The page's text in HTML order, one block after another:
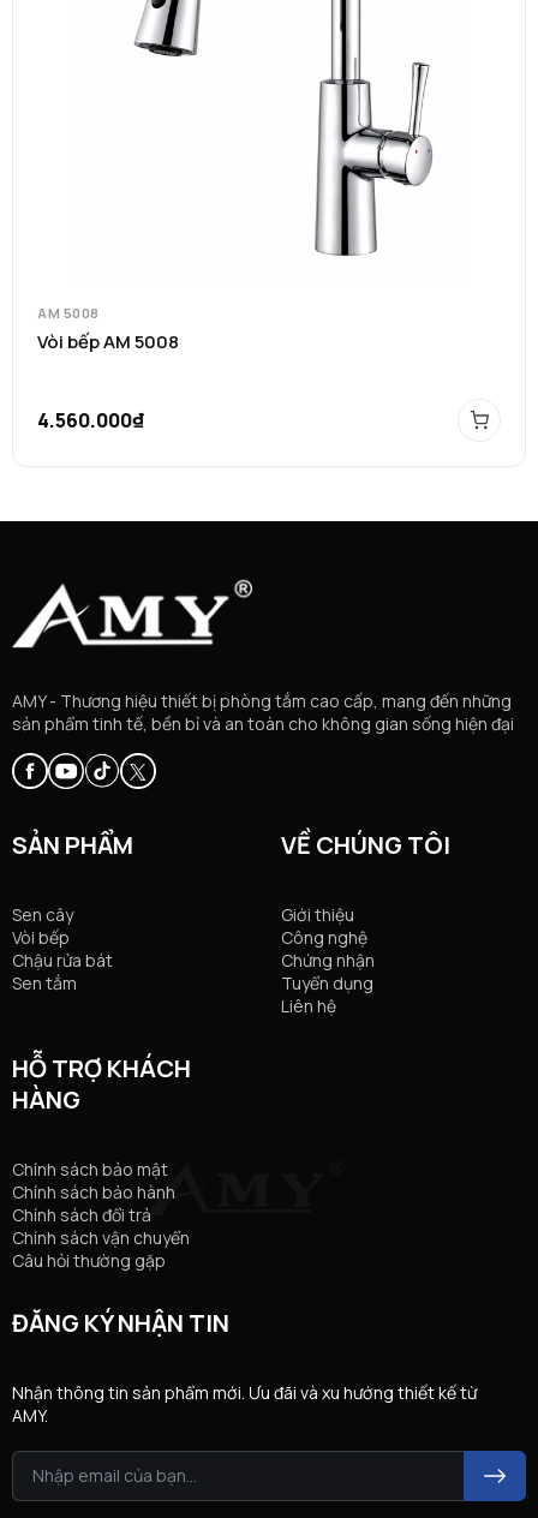
AM 5008
Vòi bếp AM 5008
4.560.000₫
AMY - Thương hiệu thiết bị phòng tắm cao cấp, mang đến những
sản phẩm tinh tế, bền bỉ và an toàn cho không gian sống hiện đại
SẢN PHẨM
Sen cây
Vòi bếp
Chậu rửa bát
Sen tắm
VỀ CHÚNG TÔI
Giới thiệu
Công nghệ
Chứng nhận
Tuyển dụng
Liên hệ
HỖ TRỢ KHÁCH
HÀNG
Chính sách bảo mật
Chính sách bảo hành
Chính sách đổi trả
Chính sách vận chuyển
Câu hỏi thường gặp
ĐĂNG KÝ NHẬN TIN
Nhận thông tin sản phẩm mới. Ưu đãi và xu hướng thiết kế từ
AMY.